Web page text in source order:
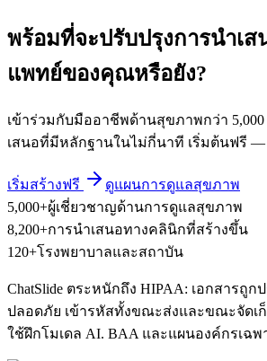
พร้อมที่จะปรับปรุงการนำเส
แพทย์ของคุณหรือยัง?
เข้าร่วมกับมืออาชีพด้านสุขภาพกว่า
เสนอที่มีหลักฐานในไม่กี่นาที เริ่มต้นฟรี —
เริ่มสร้างฟรี
ดูแผนการดูแลสุขภาพ
5,000+ผู้เชี่ยวชาญด้านการดูแลสุขภาพ
8,200+การนำเสนอทางคลินิกที่สร้างขึ้น
120+โรงพยาบาลและสถาบัน
ChatSlide ตระหนักถึง HIPAA: เอกสารถูก
ปลอดภัย เข้ารหัสทั้งขณะส่งและขณะจัดเ
ใช้ฝึกโมเดล AI. BAA และแผนองค์กรเฉ